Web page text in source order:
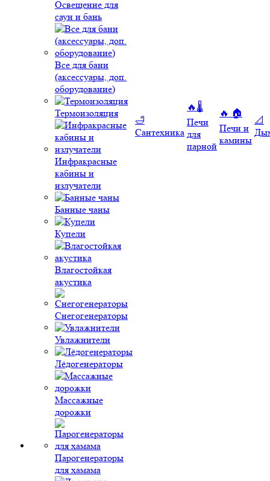
Освещение для
саун и бань
Все для бани
(аксессуары, доп.
оборудование)
Термоизоляция
Инфракрасные
кабины и
излучатели
Банные чаны
Купели
Влагостойкая
акустика
Снегогенераторы
Увлажнители
Лёдогенераторы
Массажные
дорожки
Парогенераторы
для хамама
🛁
Сантехника
🔥🌡️
Печи
для
парной
🔥 🏠
Печи и
камины
📐